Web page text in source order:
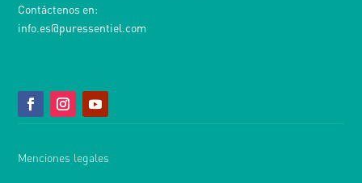
Contáctenos en:
info.es@puressentiel.com
Menciones legales